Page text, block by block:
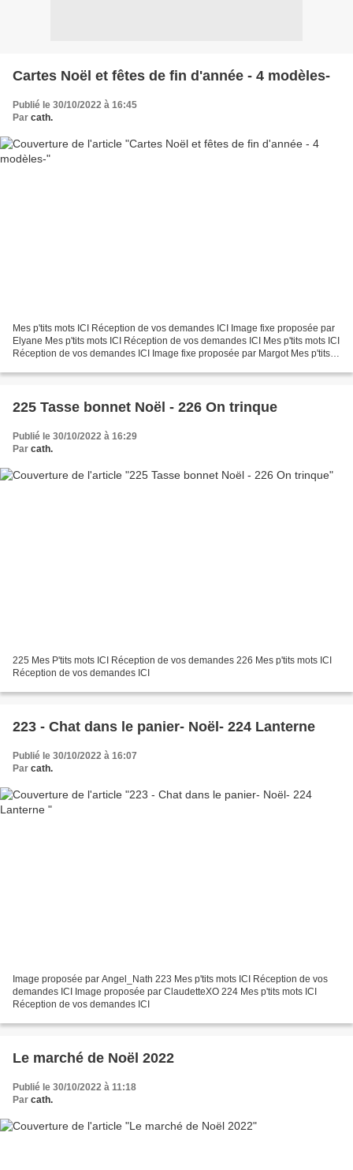
Cartes Noël et fêtes de fin d'année - 4 modèles-
Publié le 30/10/2022 à 16:45
Par cath.
Mes p'tits mots ICI Réception de vos demandes ICI Image fixe proposée par
Elyane Mes p'tits mots ICI Réception de vos demandes ICI Mes p'tits mots ICI
Réception de vos demandes ICI Image fixe proposée par Margot Mes p'tits
225 Tasse bonnet Noël - 226 On trinque
Publié le 30/10/2022 à 16:29
Par cath.
225 Mes P'tits mots ICI Réception de vos demandes 226 Mes p'tits mots ICI
Réception de vos demandes ICI
223 - Chat dans le panier- Noël- 224 Lanterne
Publié le 30/10/2022 à 16:07
Par cath.
Image proposée par Angel_Nath 223 Mes p'tits mots ICI Réception de vos
demandes ICI Image proposée par ClaudetteXO 224 Mes p'tits mots ICI
Réception de vos demandes ICI
Le marché de Noël 2022
Publié le 30/10/2022 à 11:18
Par cath.